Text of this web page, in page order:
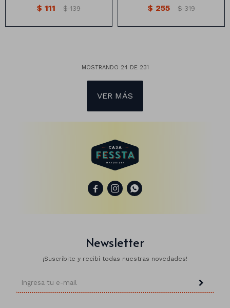
$ 111 $ 139 $ 255 $ 319
MOSTRANDO 24 DE 231
VER MÁS
  
Newsletter
¡Suscribite y recibí todas nuestras novedades!